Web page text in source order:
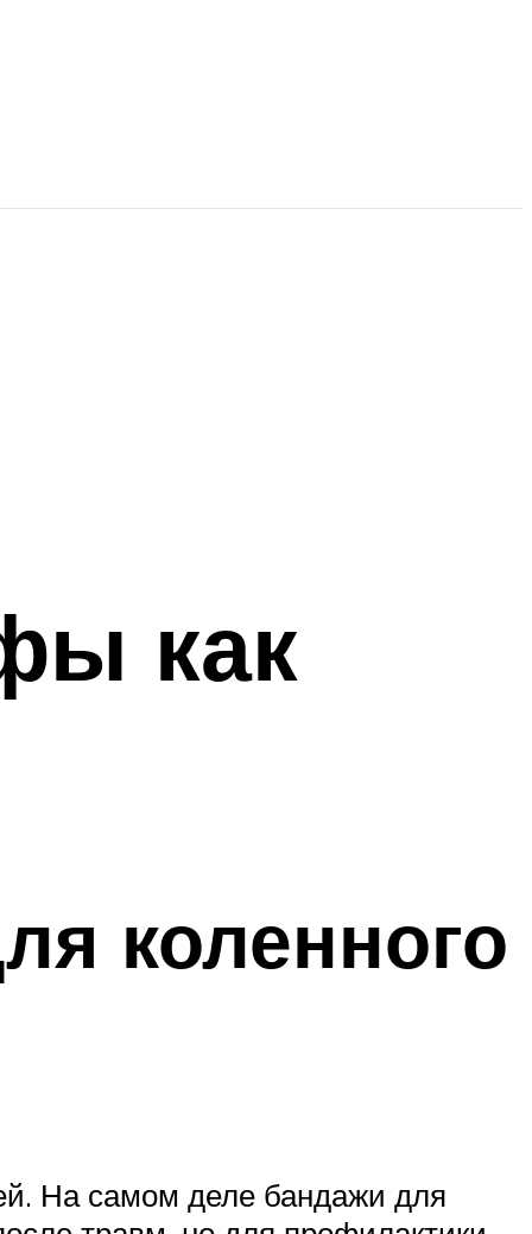
как
коленного
На самом деле бандажи для